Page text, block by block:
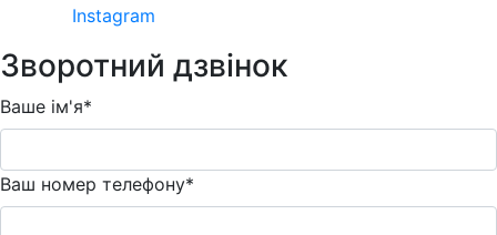
Instagram
Зворотний дзвінок
Ваше ім'я*
Ваш номер телефону*